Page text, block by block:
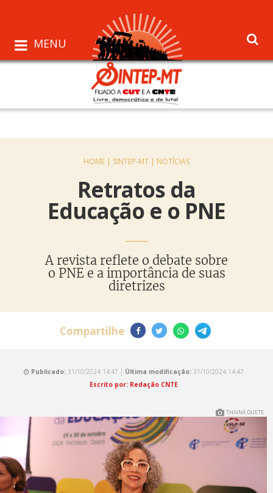
MENU
HOME | SINTEP-MT | NOTÍCIAS
Retratos da
Educação e o PNE
A revista reflete o debate sobre
o PNE e a importância de suas
diretrizes
Compartilhe
Publicado: 31/10/2024 14:47 | Última modificação: 31/10/2024 14:47
Escrito por: Redação CNTE
THAINÁ DUETE